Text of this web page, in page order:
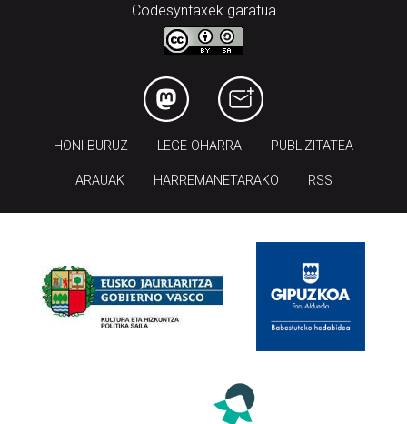
Codesyntaxek garatua
HONI BURUZ LEGE OHARRA PUBLIZITATEA
ARAUAK HARREMANETARAKO RSS